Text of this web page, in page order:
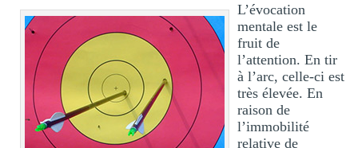
L’évocation
mentale est le
fruit de
l’attention. En tir
à l’arc, celle-ci est
très élevée. En
raison de
l’immobilité
relative de